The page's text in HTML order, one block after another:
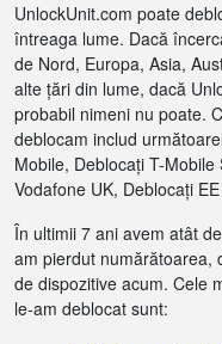
UnlockUnit.com poate
întreaga lume. Dacă
de Nord, Europa, Asia,
alte țări din lume, dacă
probabil nimeni nu poate.
deblocam includ
Mobile, Deblocați T-
Vodafone UK, Deblocați
În ultimii 7 ani avem atât
am pierdut numărătoarea,
de dispozitive acum. Cele
le-am deblocat sunt: